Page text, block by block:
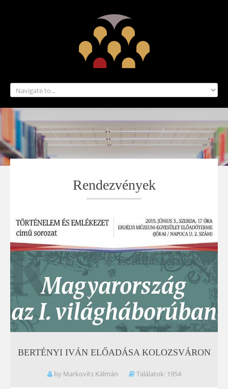
KEZDŐLAP
PROJEKT
KIADVÁNYOK-MÉDIA
PARTNEREK
KRONOLÓGIA
ELEMZÉSEK
KAPCSOLAT
IRATOK A NEMZETISÉGI KÉRDÉS TÖRTÉNETÉHEZ
Rendezvények
BERTÉNYI IVÁN ELŐADÁSA KOLOZSVÁRON
by Markovits Kálmán Találatok: 1954